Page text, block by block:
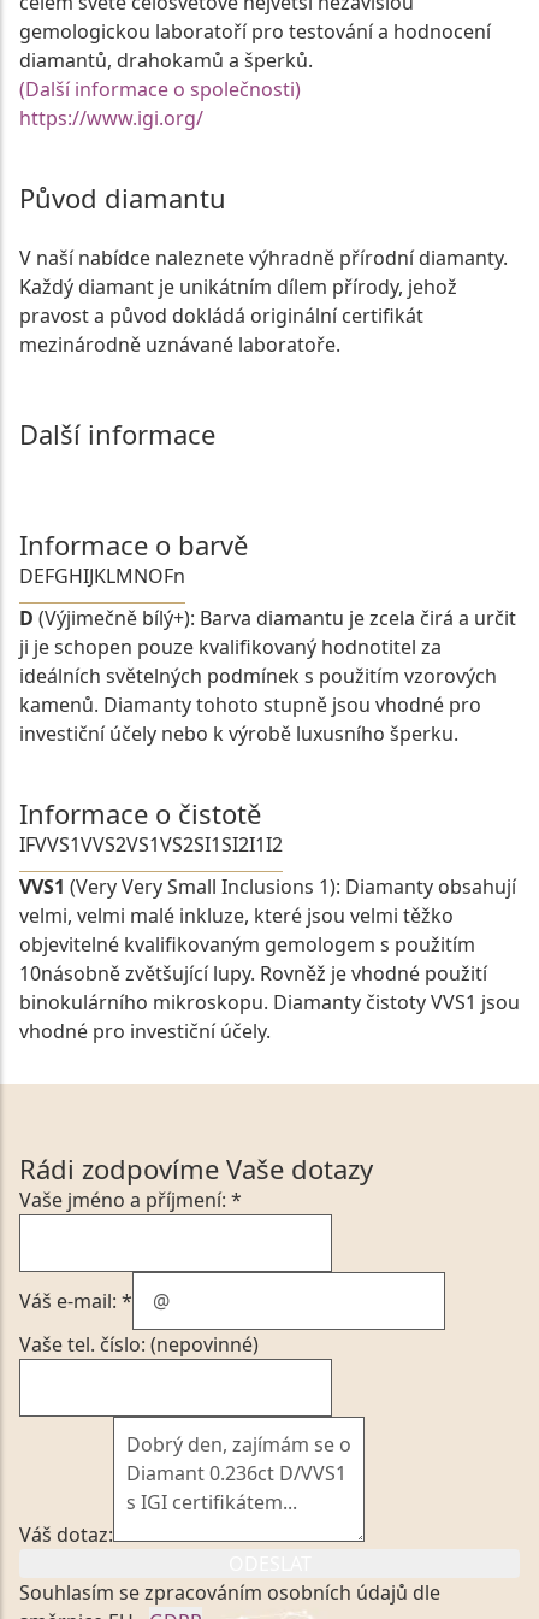
gemologickou laboratoří pro testování a hodnocení
diamantů, drahokamů a šperků.
(Další informace o společnosti)
https://www.igi.org/
Původ diamantu
V naší nabídce naleznete výhradně přírodní diamanty.
Každý diamant je unikátním dílem přírody, jehož
pravost a původ dokládá originální certifikát
mezinárodně uznávané laboratoře.
Další informace
Informace o barvě
DEFGHIJKLMNOFn
D (Výjimečně bílý+): Barva diamantu je zcela čirá a určit
ji je schopen pouze kvalifikovaný hodnotitel za
ideálních světelných podmínek s použitím vzorových
kamenů. Diamanty tohoto stupně jsou vhodné pro
investiční účely nebo k výrobě luxusního šperku.
Informace o čistotě
IFVVS1VVS2VS1VS2SI1SI2I1I2
VVS1 (Very Very Small Inclusions 1): Diamanty obsahují
velmi, velmi malé inkluze, které jsou velmi těžko
objevitelné kvalifikovaným gemologem s použitím
10násobně zvětšující lupy. Rovněž je vhodné použití
binokulárního mikroskopu. Diamanty čistoty VVS1 jsou
vhodné pro investiční účely.
Rádi zodpovíme Vaše dotazy
Vaše jméno a příjmení: *
Váš e-mail: *
Vaše tel. číslo: (nepovinné)
Váš dotaz:
Souhlasím se zpracováním osobních údajů dle